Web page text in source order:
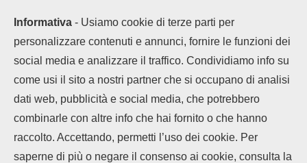
Informativa - Usiamo cookie di terze parti per
personalizzare contenuti e annunci, fornire le funzioni dei
social media e analizzare il traffico. Condividiamo info su
come usi il sito a nostri partner che si occupano di analisi
dati web, pubblicità e social media, che potrebbero
combinarle con altre info che hai fornito o che hanno
raccolto. Accettando, permetti l’uso dei cookie. Per
saperne di più o negare il consenso ai cookie, consulta la
Cookie policy
Copyright © 2025 OPPOHub. Tutti i diritti riservati. Progettato e sviluppato
daTech4D di Michele Ingelido- P. IVA 04124050719
aggiornato senza alcuna periodicità. Non può pertanto considerarsi un
prodotto editoriale ai sensi della legge n° 62 del 7.03.2001. OPPOHub
partecipa al Programma Affiliazione Amazon EU, un programma che eroga
ai siti una commissione pubblicitaria in cambio di pubblicità e link al sito
Amazon.it. In veste di affiliato OPPOHub riceve un guadagno dagli acquisti
idonei.